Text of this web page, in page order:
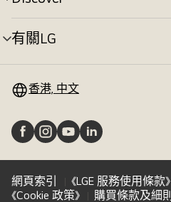
換
選
單
切
換
有關LG
選
換 香港, 中文
網頁索引 《LGE 服務使用條款》
《Cookie 政策》
購買條款及細則